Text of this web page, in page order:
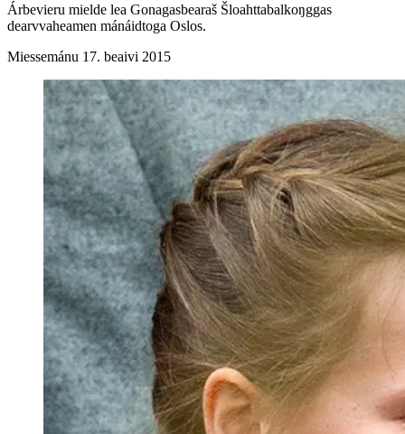
Árbevieru mielde lea Gonagasbearaš Šloahttabalkoŋggas
dearvvaheamen mánáidtoga Oslos.
Miessemánu 17. beaivi 2015